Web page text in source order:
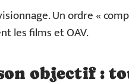
Un ordre «
les films et OAV.
objectif :